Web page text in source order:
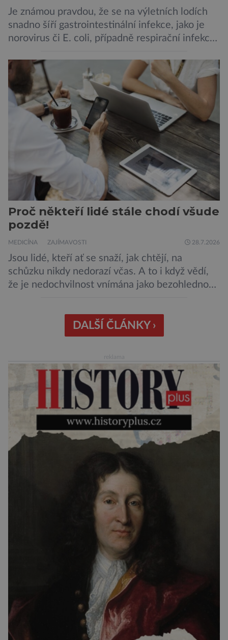
Je známou pravdou, že se na výletních lodích
snadno šíří gastrointestinální infekce, jako je
norovirus či E. coli, případně respirační infekce,
Ovšem slyšet o prvním ohnisku hantaviru na
výletní lodi bylo znepokojivé i pro odborníky.
Zdá se, že nebezpečí bylo prozatím zažehnáno.
Máme se bát nové pandemie? Hantavirus […]
Proč někteří lidé stále chodí všude
pozdě!
MEDICÍNA ZAJÍMAVOSTI 28.7.2026
Jsou lidé, kteří ať se snaží, jak chtějí, na
schůzku nikdy nedorazí včas. A to i když vědí,
že je nedochvilnost vnímána jako bezohlednost
chodí chronicky pozdě, možná úplně nemohou.
Jaké jsou nejčastější příčiny nedochvilnosti? A
DALŠÍ ČLÁNKY ›